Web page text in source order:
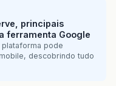
principais
ferramenta Google
pode
descobrindo tudo